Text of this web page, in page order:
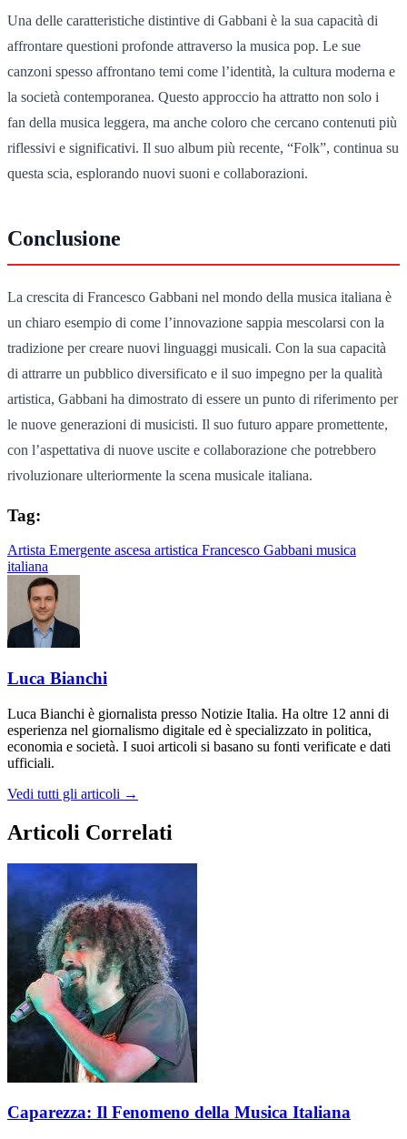
Una delle caratteristiche distintive di Gabbani è la sua capacità di
affrontare questioni profonde attraverso la musica pop. Le sue
canzoni spesso affrontano temi come l’identità, la cultura moderna e
la società contemporanea. Questo approccio ha attratto non solo i
fan della musica leggera, ma anche coloro che cercano contenuti più
riflessivi e significativi. Il suo album più recente, “Folk”, continua su
questa scia, esplorando nuovi suoni e collaborazioni.
Conclusione
La crescita di Francesco Gabbani nel mondo della musica italiana è
un chiaro esempio di come l’innovazione sappia mescolarsi con la
tradizione per creare nuovi linguaggi musicali. Con la sua capacità
di attrarre un pubblico diversificato e il suo impegno per la qualità
artistica, Gabbani ha dimostrato di essere un punto di riferimento per
le nuove generazioni di musicisti. Il suo futuro appare promettente,
con l’aspettativa di nuove uscite e collaborazione che potrebbero
rivoluzionare ulteriormente la scena musicale italiana.
Tag:
Artista Emergente ascesa artistica Francesco Gabbani musica
italiana
Luca Bianchi
Luca Bianchi è giornalista presso Notizie Italia. Ha oltre 12 anni di
esperienza nel giornalismo digitale ed è specializzato in politica,
economia e società. I suoi articoli si basano su fonti verificate e dati
ufficiali.
Vedi tutti gli articoli →
Articoli Correlati
Caparezza: Il Fenomeno della Musica Italiana